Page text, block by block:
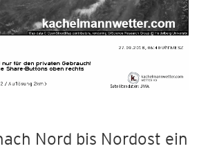
Nord bis Nordost ein